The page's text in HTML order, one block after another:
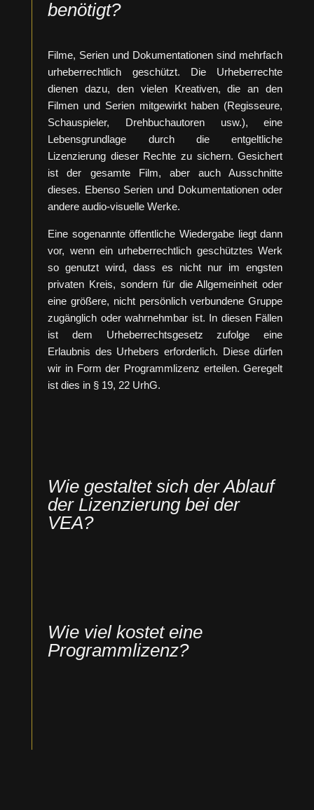
benötigt?
Filme, Serien und Dokumentationen sind mehrfach
urheberrechtlich geschützt. Die Urheberrechte
dienen dazu, den vielen Kreativen, die an den
Filmen und Serien mitgewirkt haben (Regisseure,
Schauspieler, Drehbuchautoren usw.), eine
Lebensgrundlage durch die entgeltliche
Lizenzierung dieser Rechte zu sichern. Gesichert
ist der gesamte Film, aber auch Ausschnitte
dieses. Ebenso Serien und Dokumentationen oder
andere audio-visuelle Werke.
Eine sogenannte öffentliche Wiedergabe liegt dann
vor, wenn ein urheberrechtlich geschütztes Werk
so genutzt wird, dass es nicht nur im engsten
privaten Kreis, sondern für die Allgemeinheit oder
eine größere, nicht persönlich verbundene Gruppe
zugänglich oder wahrnehmbar ist. In diesen Fällen
ist dem Urheberrechtsgesetz zufolge eine
Erlaubnis des Urhebers erforderlich. Diese dürfen
wir in Form der Programmlizenz erteilen. Geregelt
ist dies in § 19, 22 UrhG.
Wie gestaltet sich der Ablauf
der Lizenzierung bei der
VEA?
Wie viel kostet eine
Programmlizenz?